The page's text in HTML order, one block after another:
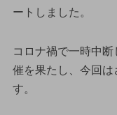
ートしました。
コロナ禍で一時中
催を果たし、今回は
す。